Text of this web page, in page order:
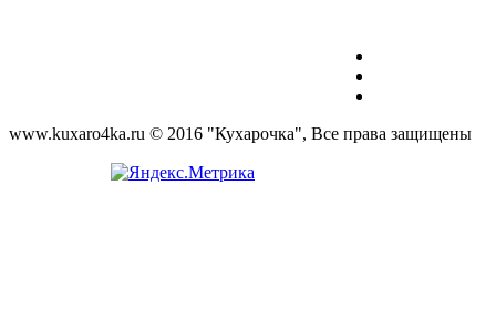
www.kuxaro4ka.ru © 2016 "Кухарочка", Все права защищены